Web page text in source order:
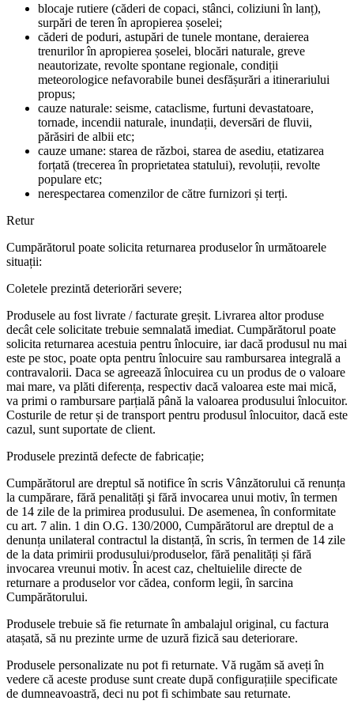
blocaje rutiere (căderi de copaci, stânci, coliziuni în lanț),
surpări de teren în apropierea șoselei;
căderi de poduri, astupări de tunele montane, deraierea
trenurilor în apropierea șoselei, blocări naturale, greve
neautorizate, revolte spontane regionale, condiții
meteorologice nefavorabile bunei desfășurări a itinerariului
propus;
cauze naturale: seisme, cataclisme, furtuni devastatoare,
tornade, incendii naturale, inundații, deversări de fluvii,
părăsiri de albii etc;
cauze umane: starea de război, starea de asediu, etatizarea
forțată (trecerea în proprietatea statului), revoluții, revolte
populare etc;
nerespectarea comenzilor de către furnizori și terți.
Retur
Cumpărătorul poate solicita returnarea produselor în următoarele
situații:
Coletele prezintă deteriorări severe;
Produsele au fost livrate / facturate greșit. Livrarea altor produse
decât cele solicitate trebuie semnalată imediat. Cumpărătorul poate
solicita returnarea acestuia pentru înlocuire, iar dacă produsul nu mai
este pe stoc, poate opta pentru înlocuire sau rambursarea integrală a
contravalorii. Daca se agreează înlocuirea cu un produs de o valoare
mai mare, va plăti diferența, respectiv dacă valoarea este mai mică,
va primi o rambursare parțială până la valoarea produsului înlocuitor.
Costurile de retur și de transport pentru produsul înlocuitor, dacă este
cazul, sunt suportate de client.
Produsele prezintă defecte de fabricație;
Cumpărătorul are dreptul să notifice în scris Vânzătorului că renunța
la cumpărare, fără penalități şi fără invocarea unui motiv, în termen
de 14 zile de la primirea produsului. De asemenea, în conformitate
cu art. 7 alin. 1 din O.G. 130/2000, Cumpărătorul are dreptul de a
denunța unilateral contractul la distanță, în scris, în termen de 14 zile
de la data primirii produsului/produselor, fără penalități și fără
invocarea vreunui motiv. În acest caz, cheltuielile directe de
returnare a produselor vor cădea, conform legii, în sarcina
Cumpărătorului.
Produsele trebuie să fie returnate în ambalajul original, cu factura
atașată, să nu prezinte urme de uzură fizică sau deteriorare.
Produsele personalizate nu pot fi returnate. Vă rugăm să aveți în
vedere că aceste produse sunt create după configurațiile specificate
de dumneavoastră, deci nu pot fi schimbate sau returnate.